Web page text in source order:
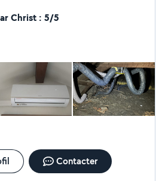
(pose de tringles à rideau,
montage et fixation de meubles)
BAC professionnel
Christ : 5/5
Contacter